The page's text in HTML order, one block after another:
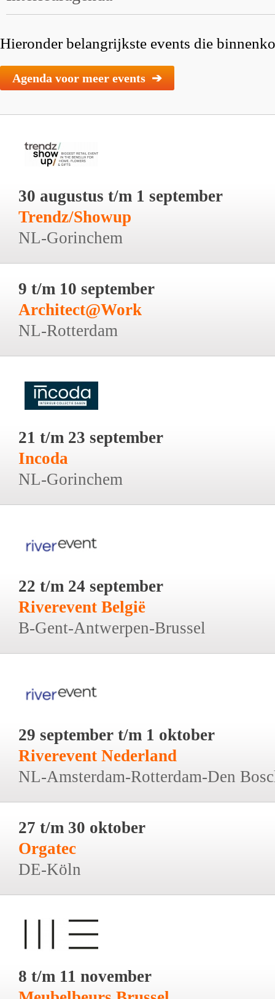
Hieronder belangrijkste events die
Agenda voor meer events ➔
30 augustus t/m 1 september
Trendz/Showup
NL-Gorinchem
9 t/m 10 september
Architect@Work
NL-Rotterdam
21 t/m 23 september
Incoda
NL-Gorinchem
22 t/m 24 september
Riverevent België
B-Gent-Antwerpen-Brussel
29 september t/m 1 oktober
Riverevent Nederland
NL-Amsterdam-Rotterdam-Den
27 t/m 30 oktober
Orgatec
DE-Köln
8 t/m 11 november